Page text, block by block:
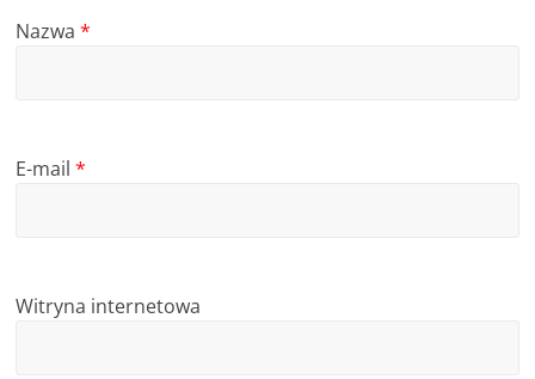
Nazwa*
E-mail*
Witryna internetowa